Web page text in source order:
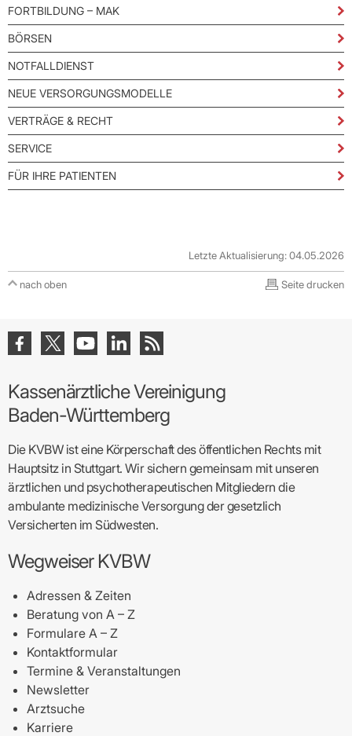
FORTBILDUNG – MAK
BÖRSEN
NOTFALLDIENST
NEUE VERSORGUNGSMODELLE
VERTRÄGE & RECHT
SERVICE
FÜR IHRE PATIENTEN
Letzte Aktualisierung: 04.05.2026
nach oben Seite drucken
Kassenärztliche Vereinigung
Baden-Württemberg
Die KVBW ist eine Körperschaft des öffentlichen Rechts mit
Hauptsitz in Stuttgart. Wir sichern gemeinsam mit unseren
ärztlichen und psychotherapeutischen Mitgliedern die
ambulante medizinische Versorgung der gesetzlich
Versicherten im Südwesten.
Wegweiser KVBW
Adressen & Zeiten
Beratung von A – Z
Formulare A – Z
Kontaktformular
Termine & Veranstaltungen
Newsletter
Arztsuche
Karriere